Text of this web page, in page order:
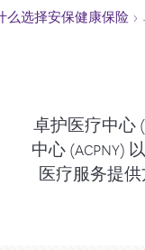
养资源
估
么选择安保健康保险
卓护医疗中心
中心 (ACPNY)
医疗服务提